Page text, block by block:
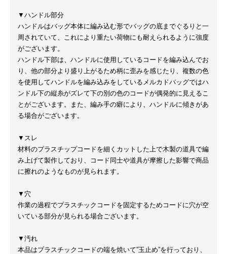
▼ハンドル部分
ハンドルはバッグ本体に編み込む形でバッグの底までぐるりと一
周されていて、これにより重たい荷物にも耐えられるように強度
がございます。
ハンドル下部は、ハンドルに使用しているコードを編み込んでお
り、他の部分より盛り上がるため柄に歪みを感じたり、複数の色
を使用してハンドルを編み込みをしているメルカドバッグではハ
ンドル下の縦糸がズレて下の別の色のコードが偶発的に見えるこ
とがございます。また、編み手の癖により、ハンドルに傾きがあ
る場合がございます。
▼スレ
材料のプラスチップコードを細くカットした上で木製の道具で編
み上げて製作しており、コード同士や道具が摩擦した影響で商品
に擦れのようなものが見られます。
▼穴
作業の過程でプラスチックコードを固定するためコードに穴が空
いている部分が見られる場合ございます。
▼汚れ
本品はプラスチックコードの端を焼いて”玉止め”を行っており、